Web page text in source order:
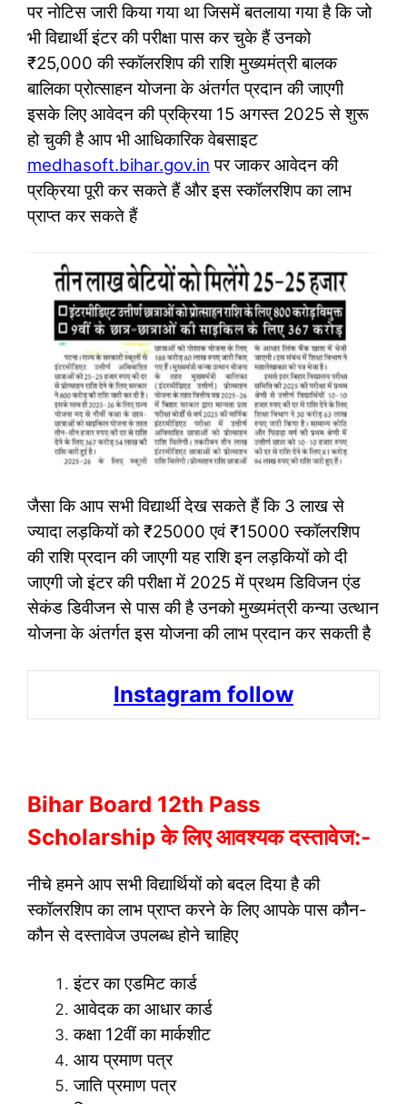
पर नोटिस जारी किया गया था जिसमें बतलाया गया है कि जो
भी विद्यार्थी इंटर की परीक्षा पास कर चुके हैं उनको
₹25,000 की स्कॉलरशिप की राशि मुख्यमंत्री बालक
बालिका प्रोत्साहन योजना के अंतर्गत प्रदान की जाएगी
इसके लिए आवेदन की प्रक्रिया 15 अगस्त 2025 से शुरू
हो चुकी है आप भी आधिकारिक वेबसाइट
medhasoft.bihar.gov.in पर जाकर आवेदन की
प्रक्रिया पूरी कर सकते हैं और इस स्कॉलरशिप का लाभ
प्राप्त कर सकते हैं
जैसा कि आप सभी विद्यार्थी देख सकते हैं कि 3 लाख से
ज्यादा लड़कियों को ₹25000 एवं ₹15000 स्कॉलरशिप
की राशि प्रदान की जाएगी यह राशि इन लड़कियों को दी
जाएगी जो इंटर की परीक्षा में 2025 में प्रथम डिविजन एंड
सेकंड डिवीजन से पास की है उनको मुख्यमंत्री कन्या उत्थान
योजना के अंतर्गत इस योजना की लाभ प्रदान कर सकती है
Instagram follow
Bihar Board 12th Pass
Scholarship के लिए आवश्यक दस्तावेज:-
नीचे हमने आप सभी विद्यार्थियों को बदल दिया है की
स्कॉलरशिप का लाभ प्राप्त करने के लिए आपके पास कौन-
कौन से दस्तावेज उपलब्ध होने चाहिए
इंटर का एडमिट कार्ड
आवेदक का आधार कार्ड
कक्षा 12वीं का मार्कशीट
आय प्रमाण पत्र
जाति प्रमाण पत्र